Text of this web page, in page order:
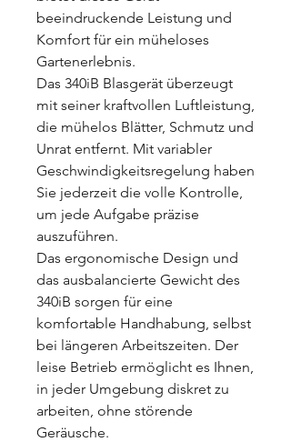
beeindruckende Leistung und
Komfort für ein müheloses
Gartenerlebnis.
Das 340iB Blasgerät überzeugt
mit seiner kraftvollen Luftleistung,
die mühelos Blätter, Schmutz und
Unrat entfernt. Mit variabler
Geschwindigkeitsregelung haben
Sie jederzeit die volle Kontrolle,
um jede Aufgabe präzise
auszuführen.
Das ergonomische Design und
das ausbalancierte Gewicht des
340iB sorgen für eine
komfortable Handhabung, selbst
bei längeren Arbeitszeiten. Der
leise Betrieb ermöglicht es Ihnen,
in jeder Umgebung diskret zu
arbeiten, ohne störende
Geräusche.